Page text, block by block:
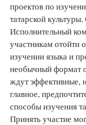
проектов по
татарской
Исполнительный
участникам отойти
изучении языка и
необычный формат
ждут эффективные,
главное,
способы изучения
Принять участие